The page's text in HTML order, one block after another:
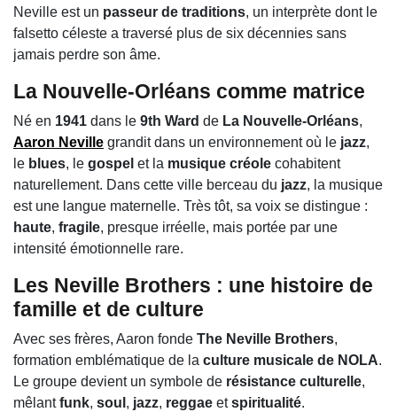
Neville est un passeur de traditions, un interprète dont le
falsetto céleste a traversé plus de six décennies sans
jamais perdre son âme.
La Nouvelle-Orléans comme matrice
Né en 1941 dans le 9th Ward de La Nouvelle-Orléans,
Aaron Neville grandit dans un environnement où le jazz,
le blues, le gospel et la musique créole cohabitent
naturellement. Dans cette ville berceau du jazz, la musique
est une langue maternelle. Très tôt, sa voix se distingue :
haute, fragile, presque irréelle, mais portée par une
intensité émotionnelle rare.
Les Neville Brothers : une histoire de
famille et de culture
Avec ses frères, Aaron fonde The Neville Brothers,
formation emblématique de la culture musicale de NOLA.
Le groupe devient un symbole de résistance culturelle,
mêlantfunk, soul , jazz, reggae etspiritualité.